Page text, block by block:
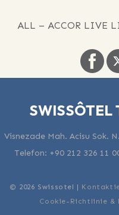
ALL – ACCOR LIVE
SWISSÔTEL
Visnezade Mah. Acisu Sok.
Telefon: +90 212 326 11
© 2026 Swissotel |
Cookie-Richtlinie &